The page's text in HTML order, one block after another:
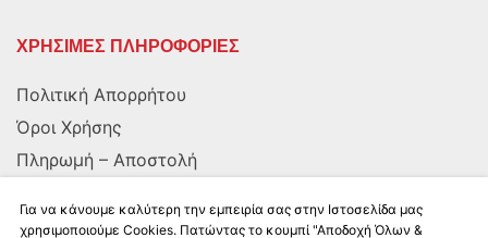
ΧΡΗΣΙΜΕΣ ΠΛΗΡΟΦΟΡΙΕΣ
Πολιτική Απορρήτου
Όροι Χρήσης
Πληρωμή – Αποστολή
Για να κάνουμε καλύτερη την εμπειρία σας στην Ιστοσελίδα μας
χρησιμοποιούμε Cookies. Πατώντας το κουμπί "Αποδοχή Όλων &